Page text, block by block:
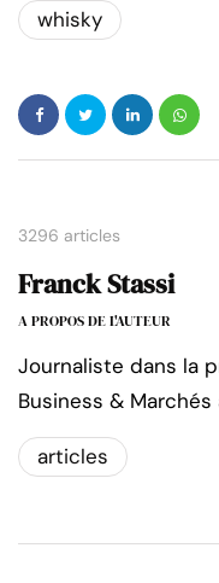
whisky
3296 articles
Franck Stassi
A PROPOS DE L'AUTEUR
Journaliste dans la
Business &
articles